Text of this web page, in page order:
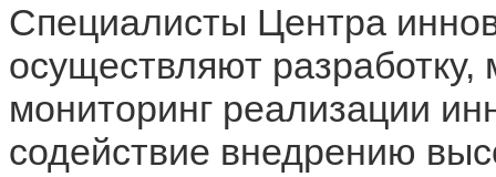
Специалисты Центра
осуществляют
мониторинг реализации
содействие внедрению